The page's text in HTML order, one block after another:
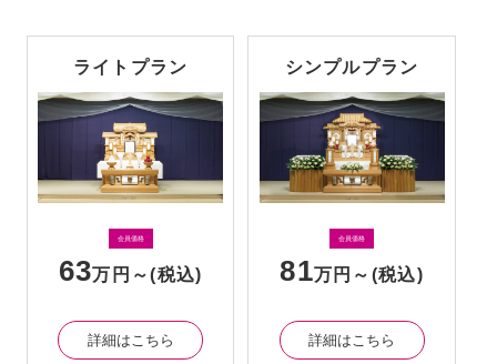
ライトプラン
会員価格
63万円～(税込)
詳細はこちら
シンプルプラン
会員価格
81万円～ (税込)
詳細はこちら